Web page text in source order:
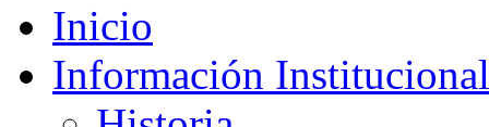
Inicio
Información Institucional